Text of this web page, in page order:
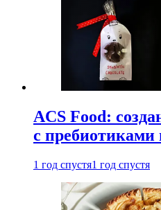
ACS Food:
с
1 год спустя1 год спустя